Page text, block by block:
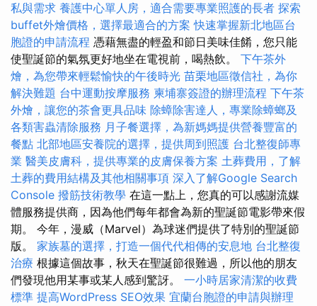
私與需求 養護中心單人房，適合需要專業照護的長者 探索
buffet外燴價格，選擇最適合的方案 快速掌握新北地區台
胞證的申請流程 憑藉無盡的輕盈和節日美味佳餚，您只能
使聖誕節的氣氛更好地坐在電視前，喝熱飲。 下午茶外
燴，為您帶來輕鬆愉快的午後時光 苗栗地區徵信社，為你
解決難題 台中運動按摩服務 柬埔寨簽證的辦理流程 下午茶
外燴，讓您的茶會更具品味 除蟑除害達人，專業除蟑螂及
各類害蟲清除服務 月子餐選擇，為新媽媽提供營養豐富的
餐點 北部地區安養院的選擇，提供周到照護 台北整復師專
業 醫美皮膚科，提供專業的皮膚保養方案 土葬費用，了解
土葬的費用結構及其他相關事項 深入了解Google Search
Console 撥筋技術教學 在這一點上，您真的可以感謝流媒
體服務提供商，因為他們每年都會為新的聖誕節電影帶來假
期。 今年，漫威（Marvel）為球迷們提供了特別的聖誕節
版。 家族墓的選擇，打造一個代代相傳的安息地 台北整復
治療 根據這個故事，秋天在聖誕節很難過，所以他的朋友
們發現他用某事或某人感到驚訝。 一小時居家清潔的收費
標準 提高WordPress SEO效果 宜蘭台胞證的申請與辦理